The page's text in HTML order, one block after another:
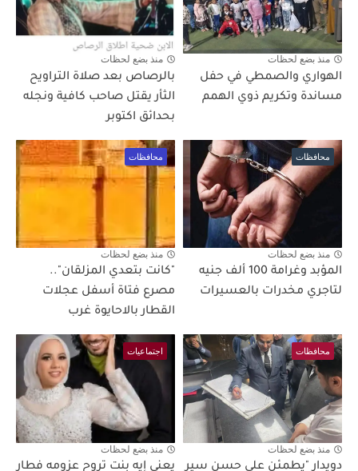
منذ بضع لحظات
الهواري والصمطي في حفل
مساندة وتكريم ذوي الهمم
منذ بضع لحظات
بالرصاص بعد صلاة التراويح
الثأر يقتل صاحب كافية ونجله
بحدائق اكتوبر
محافظات
منذ بضع لحظات
المؤبد وغرامة 100 ألف جنيه
لتاجري مخدرات بالعسيرات
محافظات
منذ بضع لحظات
"كانت بتعدي المزلقان"..
مصرع فتاة أسفل عجلات
القطار بالاحايوة غرب
محافظات
منذ بضع لحظات
دويدار "يطمئن على حسن سير
اجتماعيات
منذ بضع لحظات
يعني إيه بنت تروح عزومه فطار